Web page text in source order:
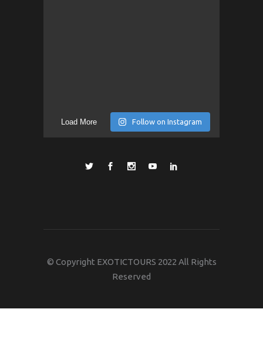
Load More Follow on Instagram
© Copyright EXOTICTOURS 2022 All Rights
Reserved